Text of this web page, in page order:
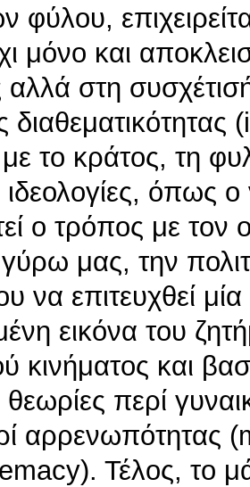
φύλου,
μόνο και
αλλά στη
το κράτος, τη
όπως
ο τρόπος με
μας, την
να επιτευχθεί
εικόνα του
κινήματος και
περί
αρρενωπότητας
Τέλος, το